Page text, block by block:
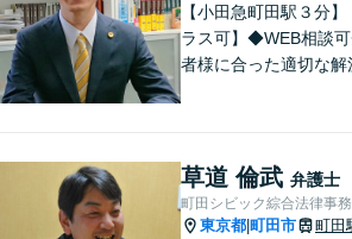
【小田急町田駅３分
ラス可】◆WEB相談
者様に合った適切な解
ださい。
草道 倫武 弁護士
町田シビック綜合法律事
東京都 町田市 町田